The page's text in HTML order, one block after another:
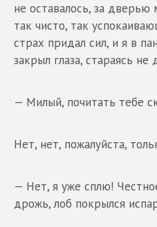
не оставалось, за дверью
так чисто, так
страх придал сил, и я в
закрыл глаза, стараясь не
— Милый, почитать тебе
Нет, нет, пожалуйста,
— Нет, я уже сплю!
дрожь, лоб покрылся